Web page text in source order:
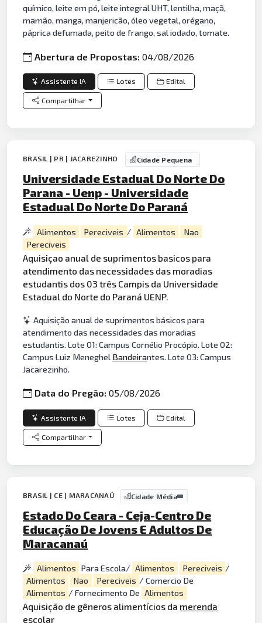
químico, leite em pó, leite integral UHT, lentilha, maçã,
mamão, manga, manjericão, óleo vegetal, orégano,
páprica defumada, peito de frango, sal iodado, tomate.
Abertura de Propostas:04/08/2026
Assistente IA Lotes Edital
Compartilhar
BRASIL | PR | JACAREZINHO Cidade Pequena
Universidade Estadual Do Norte Do
Parana - Uenp - Universidade
Estadual Do Norte Do Paraná
Alimentos Pereciveis / Alimentos
Nao
Pereciveis
Aquisiçao anual de suprimentos basicos para
atendimento das necessidades das moradias
estudantis dos 03 três Campis da Universidade
Estadual do Norte do Paraná UENP.
Aquisição anual de suprimentos básicos para
atendimento das necessidades das moradias
estudantis. Lote 01: Campus Cornélio Procópio. Lote 02:
Campus Luiz Meneghel Bandeirantes. Lote 03: Campus
Jacarezinho.
Data do Pregão:05/08/2026
Assistente IA Lotes Edital
Compartilhar
BRASIL | CE | MARACANAÚ Cidade Média
Estado Do Ceara - Ceja-Centro De
Educação De Jovens E Adultos De
Maracanaú
Alimentos Para Escola/ Alimentos Pereciveis /
Alimentos
Nao Pereciveis / Comercio De
Alimentos / Fornecimento De Alimentos
Aquisição de gêneros alimentícios da merenda
escolar